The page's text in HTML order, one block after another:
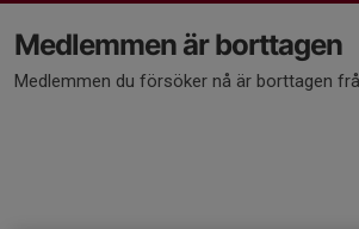
Medlemmen är borttagen
Medlemmen du försöker nå är borttagen